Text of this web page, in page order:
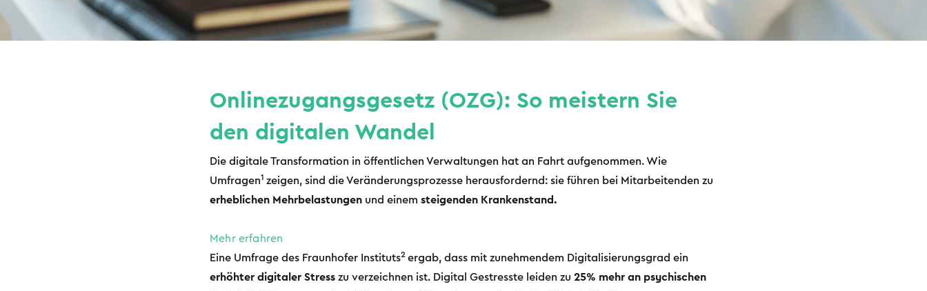
Onlinezugangsgesetz (OZG): So meistern Sie
den digitalen Wandel
Die digitale Transformation in öffentlichen Verwaltungen hat an Fahrt aufgenommen. Wie
Umfragen1 zeigen, sind die Veränderungsprozesse herausfordernd: sie führen bei Mitarbeitenden zu
erheblichen Mehrbelastungen und einem steigenden Krankenstand.
Mehr erfahren
Eine Umfrage des Fraunhofer Instituts2 ergab, dass mit zunehmendem Digitalisierungsgrad ein
erhöhter digitaler Stress zu verzeichnen ist. Digital Gestresste leiden zu 25% mehr an psychischen